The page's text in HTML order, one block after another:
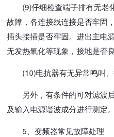
(9)仔细检查端子排有无老
故障，各连接线连接是否牢固
插头接插是否牢固。进出主电
无发热氧化等现象，接地是否良
(10)电抗器有无异常鸣叫、
另外，有条件的可对滤波
及输入电源谐波成分进行测定。
5、变频器常见故障处理